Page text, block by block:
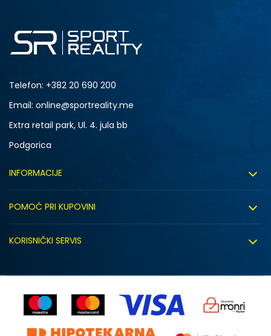
Telefon: +382 20 690 200
Email: online@sportreality.me
Extra retail park, Ul. 4. jula bb
Podgorica
INFORMACIJE
Zapošljavanje
Sindikalna prodaja
Kontakt
Prodavnice
POMOĆ PRI KUPOVINI
Kako kupiti
Uputstvo za registraciju
KORISNIČKI SERVIS
Reklamacije
Povrat robe i povrat sredstava